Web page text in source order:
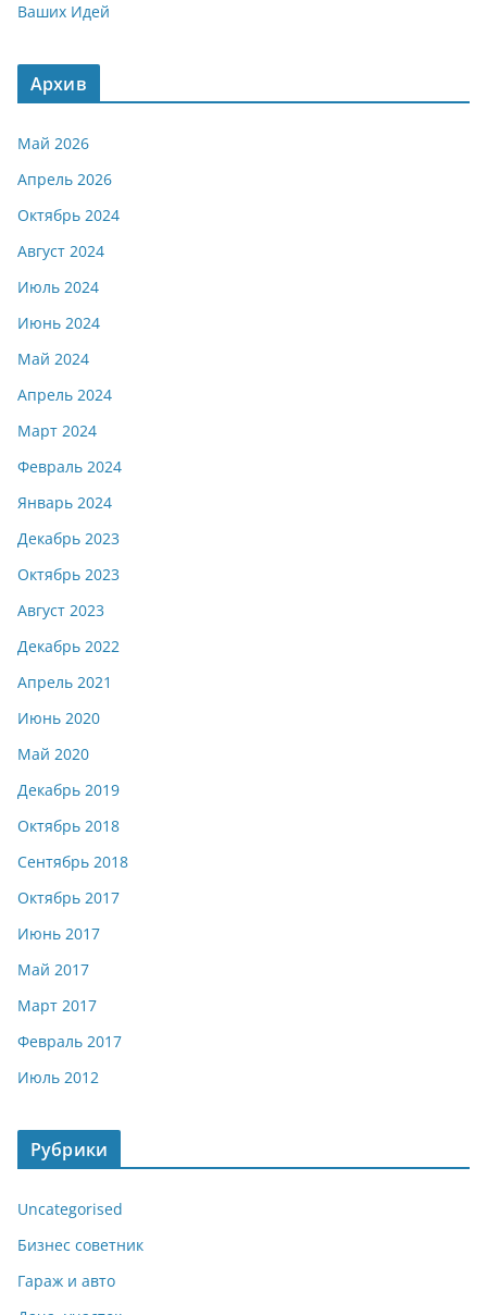
Ваших Идей
Архив
Май 2026
Апрель 2026
Октябрь 2024
Август 2024
Июль 2024
Июнь 2024
Май 2024
Апрель 2024
Март 2024
Февраль 2024
Январь 2024
Декабрь 2023
Октябрь 2023
Август 2023
Декабрь 2022
Апрель 2021
Июнь 2020
Май 2020
Декабрь 2019
Октябрь 2018
Сентябрь 2018
Октябрь 2017
Июнь 2017
Май 2017
Март 2017
Февраль 2017
Июль 2012
Рубрики
Uncategorised
Бизнес советник
Гараж и авто